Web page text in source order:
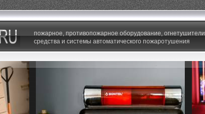
пожарное, противопожарное оборудование, огнетушители
средства и системы автоматического пожаротушения